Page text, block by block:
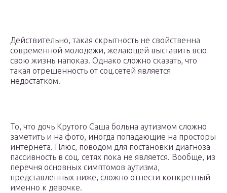
Действительно, такая скрытность не свойственна
современной молодежи, желающей выставить всю
свою жизнь напоказ. Однако сложно сказать, что
такая отрешенность от соц.сетей является
недостатком.
То, что дочь Крутого Саша больна аутизмом сложно
заметить и на фото, иногда попадающие на просторы
интернета. Плюс, поводом для постановки диагноза
пассивность в соц. сетях пока не является. Вообще, из
перечня основных симптомов аутизма,
представленных ниже, сложно отнести конкретный
именно к девочке.